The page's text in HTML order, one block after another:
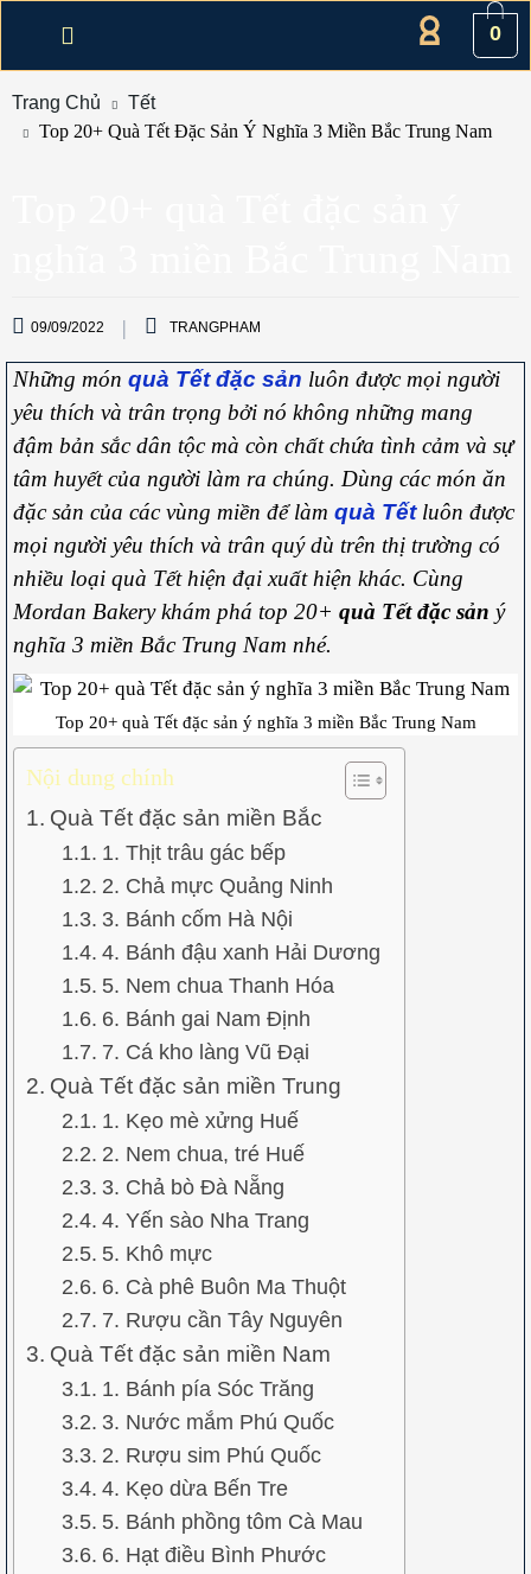
0
Trang Chủ
Tết
Top 20+ Quà Tết Đặc Sản Ý Nghĩa 3 Miền Bắc Trung Nam
09/09/2022 TRANGPHAM
Những món quà Tết đặc sản luôn được mọi người
yêu thích và trân trọng bởi nó không những mang
đậm bản sắc dân tộc mà còn chất chứa tình cảm và sự
tâm huyết của người làm ra chúng. Dùng các món ăn
đặc sản của các vùng miền để làm quà Tếtluôn được
mọi người yêu thích và trân quý dù trên thị trường có
nhiều loại quà Tếthiện đại xuất hiện khác. Cùng
Mordan Bakery khám phá top 20+ quà Tết đặc sản ý
nghĩa 3 miền Bắc Trung Nam nhé.
Top 20+ quà Tết đặc sản ý nghĩa 3 miền Bắc Trung Nam
Nội dung chính
Quà Tết đặc sản miền Bắc
1. Thịt trâu gác bếp
2. Chả mực Quảng Ninh
3. Bánh cốm Hà Nội
4. Bánh đậu xanh Hải Dương
5. Nem chua Thanh Hóa
6. Bánh gai Nam Định
7. Cá kho làng Vũ Đại
Quà Tết đặc sản miền Trung
1. Kẹo mè xửng Huế
2. Nem chua, tré Huế
3. Chả bò Đà Nẵng
4. Yến sào Nha Trang
5. Khô mực
6. Cà phê Buôn Ma Thuột
7. Rượu cần Tây Nguyên
Quà Tết đặc sản miền Nam
1. Bánh pía Sóc Trăng
3. Nước mắm Phú Quốc
2. Rượu sim Phú Quốc
4. Kẹo dừa Bến Tre
5. Bánh phồng tôm Cà Mau
6. Hạt điều Bình Phước